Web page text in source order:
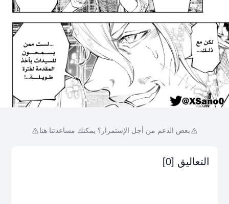
بعض الدعم من أجل الإستمرار؟ يمكنك مساعدتنا هنا
التعاليق [0]